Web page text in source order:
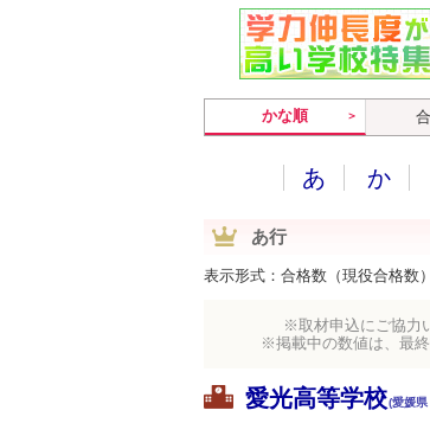
かな順
あ か
あ行
表示形式：合格数（現役合格数）
※取材申込にご協力
※掲載中の数値は、最
愛光高等学校(愛媛県